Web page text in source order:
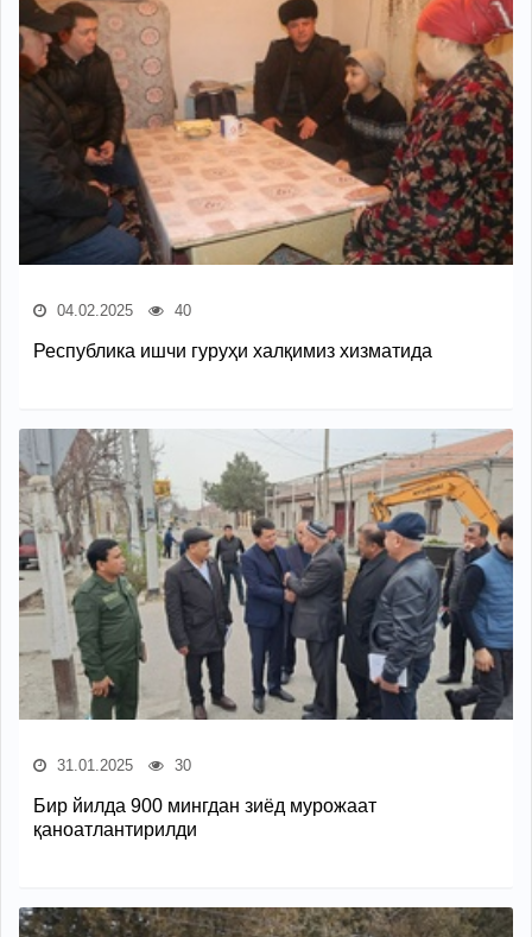
04.02.2025 40
Республика ишчи гуруҳи халқимиз хизматида
31.01.2025 30
Бир йилда 900 мингдан зиёд мурожаат
қаноатлантирилди